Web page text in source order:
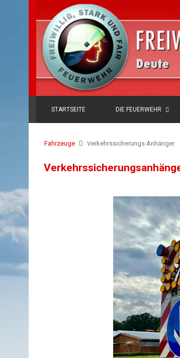
STARTSEITE DIE FEUERWEHR
Fahrzeuge Verkehrssicherungs Anhänger